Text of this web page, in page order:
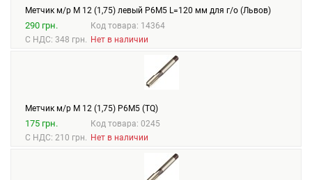
Метчик м/р М 12 (1,75) левый Р6М5 L=120 мм для г/о (Львов)
290 грн.
С НДС: 348 грн.
Код товара: 14364
Нет в наличии
Метчик м/р М 12 (1,75) Р6М5 (TQ)
175 грн.
С НДС: 210 грн.
Код товара: 0245
Нет в наличии